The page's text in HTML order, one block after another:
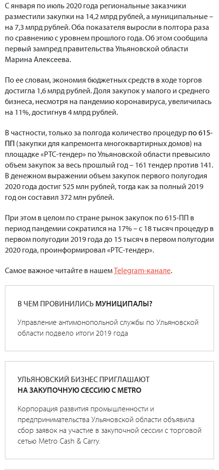
С января по июль 2020 года региональные заказчики
разместили закупки на 14,2 млрд рублей, а муниципальные –
на 7,3 млрд рублей. Оба показателя выросли в полтора раза
по сравнению с уровнем прошлого года. Об этом сообщила
первый зампред правительства Ульяновской области
Марина Алексеева.
По ее словам, экономия бюджетных средств в ходе торгов
достигла 1,6 млрд рублей. Доля закупок у малого и среднего
бизнеса, несмотря на пандемию коронавируса, увеличилась
на 11%, достигнув 4 млрд рублей.
В частности, только за полгода количество процедур по 615-
ПП (закупки для капремонта многоквартирных домов) на
площадке «РТС-тендер» по Ульяновской области превысило
объем закупок за весь прошлый год – 161 тендер против 141.
В денежном выражении объем закупок первого полугодия
2020 года достиг 525 млн рублей, тогда как за полный 2019
год он составил 372 млн рублей.
При этом в целом по стране рынок закупок по 615-ПП в
период пандемии сократился на 17% – с 18 тысяч процедур в
первом полугодии 2019 года до 15 тысяч в первом полугодии
2020 года, проинформировал «РТС-тендер».
Самое важное читайте в нашемTelegram-канале.
В ЧЕМ ПРОВИНИЛИСЬ МУНИЦИПАЛЫ?
Управление антимонопольной службы по Ульяновской
области подвело итоги 2019 года
УЛЬЯНОВСКИЙ БИЗНЕС ПРИГЛАШАЮТ
НА ЗАКУПОЧНУЮ СЕССИЮ С METRO
Корпорация развития промышленности и
предпринимательства Ульяновской области объявила
сбор заявок на участие в закупочной сессии с торговой
сетью Metro Cash & Carry.